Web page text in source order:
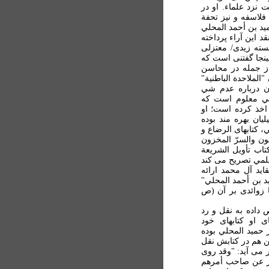
علماء. او در
و نيز تحفة
بن أحمد المحلي
اين آراء پرداخته
زيدی/ معتزلی
گفتنی است که
از جمله در محاسن
عنوان "الملاحدة الباطنية"
درباره عدم شي
معلوم است که
کرده است؛ او
بهره مند بوده
کتابهای الرضاع و
والسرّ المخزون
تأويل الشريعة
کتاب، خود ديلمي تصريح می کند
آل محمد ارائه
بن أحمد المحلي"
زوائدی بر آن (ص
داده به نقل و رد
او کتابهای خود
حميد المحلي بوده
هم در کتابش نقل
می آيد: "وقد روی
عن صاحب أمرهم